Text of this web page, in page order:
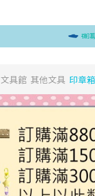
逾期未取
文具館 其他文具 印章